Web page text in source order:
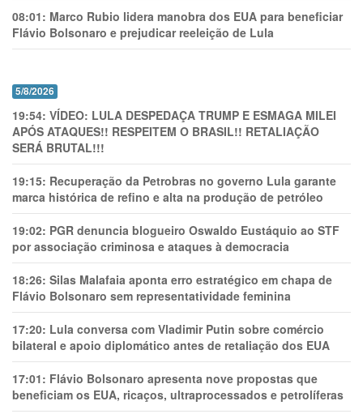
08:01: Marco Rubio lidera manobra dos EUA para beneficiar
Flávio Bolsonaro e prejudicar reeleição de Lula
5/8/2026
19:54: VÍDEO: LULA DESPEDAÇA TRUMP E ESMAGA MILEI
APÓS ATAQUES!! RESPEITEM O BRASIL!! RETALIAÇÃO
SERÁ BRUTAL!!!
19:15: Recuperação da Petrobras no governo Lula garante
marca histórica de refino e alta na produção de petróleo
19:02: PGR denuncia blogueiro Oswaldo Eustáquio ao STF
por associação criminosa e ataques à democracia
18:26: Silas Malafaia aponta erro estratégico em chapa de
Flávio Bolsonaro sem representatividade feminina
17:20: Lula conversa com Vladimir Putin sobre comércio
bilateral e apoio diplomático antes de retaliação dos EUA
17:01: Flávio Bolsonaro apresenta nove propostas que
beneficiam os EUA, ricaços, ultraprocessados e petrolíferas